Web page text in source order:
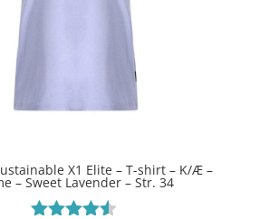
X1 Elite – T-shirt – K/Æ –
– Sweet Lavender – Str. 34